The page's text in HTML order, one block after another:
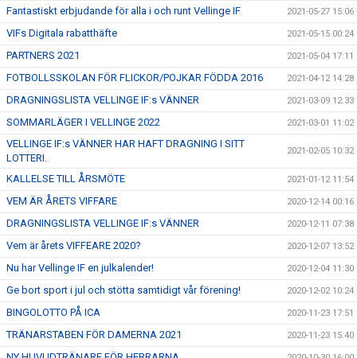
Fantastiskt erbjudande för alla i och runt Vellinge IF 2021-05-27 15:06
VIFs Digitala rabatthäfte 2021-05-15 00:24
PARTNERS 2021 2021-05-04 17:11
FOTBOLLSSKOLAN FÖR FLICKOR/POJKAR FÖDDA 2016 2021-04-12 14:28
DRAGNINGSLISTA VELLINGE IF:s VÄNNER 2021-03-09 12:33
SOMMARLÄGER I VELLINGE 2022 2021-03-01 11:02
VELLINGE IF:s VÄNNER HAR HAFT DRAGNING I SITT
LOTTERI.
2021-02-05 10:32
KALLELSE TILL ÅRSMÖTE 2021-01-12 11:54
VEM ÄR ÅRETS VIFFARE 2020-12-14 00:16
DRAGNINGSLISTA VELLINGE IF:s VÄNNER 2020-12-11 07:38
Vem är årets VIFFEARE 2020? 2020-12-07 13:52
Nu har Vellinge IF en julkalender! 2020-12-04 11:30
Ge bort sport i jul och stötta samtidigt vår förening! 2020-12-02 10:24
BINGOLOTTO PÅ ICA 2020-11-23 17:51
TRÄNARSTABEN FÖR DAMERNA 2021 2020-11-23 15:40